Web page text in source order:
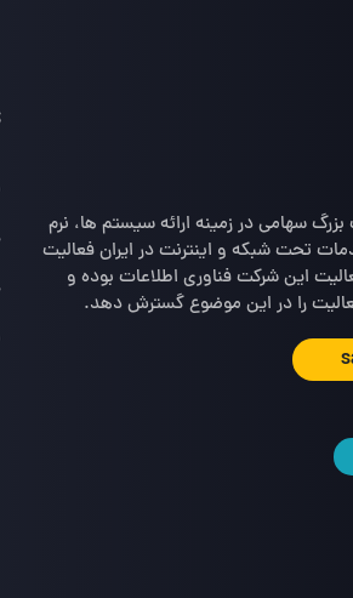
سهامی در زمینه ارائه سیستم ها، نرم
تحت شبکه و اینترنت در ایران فعالیت
این شرکت فناوری اطلاعات بوده و
را در این موضوع گسترش دهد.